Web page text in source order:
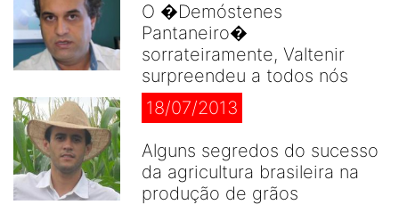
O �Demóstenes
Pantaneiro�
sorrateiramente, Valtenir
surpreendeu a todos nós
18/07/2013
Alguns segredos do sucesso
da agricultura brasileira na
produção de grãos